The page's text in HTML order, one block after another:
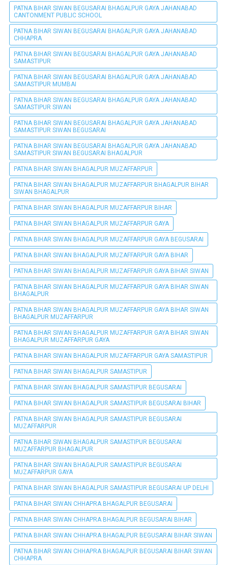
PATNA BIHAR SIWAN BEGUSARAI BHAGALPUR GAYA JAHANABAD
CANTONMENT PUBLIC SCHOOL
PATNA BIHAR SIWAN BEGUSARAI BHAGALPUR GAYA JAHANABAD
CHHAPRA
PATNA BIHAR SIWAN BEGUSARAI BHAGALPUR GAYA JAHANABAD
SAMASTIPUR
PATNA BIHAR SIWAN BEGUSARAI BHAGALPUR GAYA JAHANABAD
SAMASTIPUR MUMBAI
PATNA BIHAR SIWAN BEGUSARAI BHAGALPUR GAYA JAHANABAD
SAMASTIPUR SIWAN
PATNA BIHAR SIWAN BEGUSARAI BHAGALPUR GAYA JAHANABAD
SAMASTIPUR SIWAN BEGUSARAI
PATNA BIHAR SIWAN BEGUSARAI BHAGALPUR GAYA JAHANABAD
SAMASTIPUR SIWAN BEGUSARAI BHAGALPUR
PATNA BIHAR SIWAN BHAGALPUR MUZAFFARPUR
PATNA BIHAR SIWAN BHAGALPUR MUZAFFARPUR BHAGALPUR BIHAR
SIWAN BHAGALPUR
PATNA BIHAR SIWAN BHAGALPUR MUZAFFARPUR BIHAR
PATNA BIHAR SIWAN BHAGALPUR MUZAFFARPUR GAYA
PATNA BIHAR SIWAN BHAGALPUR MUZAFFARPUR GAYA BEGUSARAI
PATNA BIHAR SIWAN BHAGALPUR MUZAFFARPUR GAYA BIHAR
PATNA BIHAR SIWAN BHAGALPUR MUZAFFARPUR GAYA BIHAR SIWAN
PATNA BIHAR SIWAN BHAGALPUR MUZAFFARPUR GAYA BIHAR SIWAN
BHAGALPUR
PATNA BIHAR SIWAN BHAGALPUR MUZAFFARPUR GAYA BIHAR SIWAN
BHAGALPUR MUZAFFARPUR
PATNA BIHAR SIWAN BHAGALPUR MUZAFFARPUR GAYA BIHAR SIWAN
BHAGALPUR MUZAFFARPUR GAYA
PATNA BIHAR SIWAN BHAGALPUR MUZAFFARPUR GAYA SAMASTIPUR
PATNA BIHAR SIWAN BHAGALPUR SAMASTIPUR
PATNA BIHAR SIWAN BHAGALPUR SAMASTIPUR BEGUSARAI
PATNA BIHAR SIWAN BHAGALPUR SAMASTIPUR BEGUSARAI BIHAR
PATNA BIHAR SIWAN BHAGALPUR SAMASTIPUR BEGUSARAI
MUZAFFARPUR
PATNA BIHAR SIWAN BHAGALPUR SAMASTIPUR BEGUSARAI
MUZAFFARPUR BHAGALPUR
PATNA BIHAR SIWAN BHAGALPUR SAMASTIPUR BEGUSARAI
MUZAFFARPUR GAYA
PATNA BIHAR SIWAN BHAGALPUR SAMASTIPUR BEGUSARAI UP DELHI
PATNA BIHAR SIWAN CHHAPRA BHAGALPUR BEGUSARAI
PATNA BIHAR SIWAN CHHAPRA BHAGALPUR BEGUSARAI BIHAR
PATNA BIHAR SIWAN CHHAPRA BHAGALPUR BEGUSARAI BIHAR SIWAN
PATNA BIHAR SIWAN CHHAPRA BHAGALPUR BEGUSARAI BIHAR SIWAN
CHHAPRA